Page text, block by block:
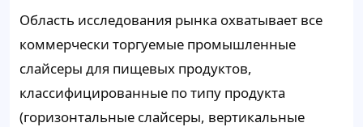
Область исследования рынка охватывает все
коммерчески торгуемые промышленные
слайсеры для пищевых продуктов,
классифицированные по типу продукта
(горизонтальные слайсеры, вертикальные